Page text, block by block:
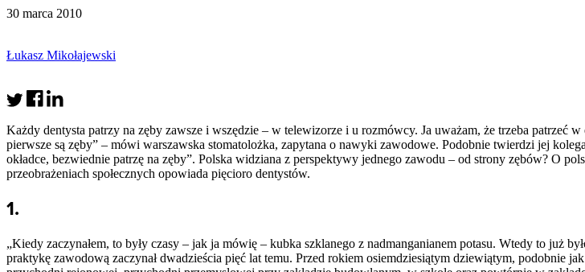
30 marca 2010
Łukasz Mikołajewski
Każdy dentysta patrzy na zęby zawsze i wszędzie – w telewizorze i u rozmówcy. Ja uważam, że trzeba patrzeć w
pierwsze są zęby” – mówi warszawska stomatolożka, zapytana o nawyki zawodowe. Podobnie twierdzi jej
okładce, bezwiednie patrzę na zęby”. Polska widziana z perspektywy jednego zawodu – od strony zębów? O
przeobrażeniach społecznych opowiada pięcioro dentystów.
1.
„Kiedy zaczynałem, to były czasy – jak ja mówię – kubka szklanego z nadmanganianem potasu. Wtedy to już
praktykę zawodową zaczynał dwadzieścia pięć lat temu. Przed rokiem osiemdziesiątym dziewiątym, podobnie